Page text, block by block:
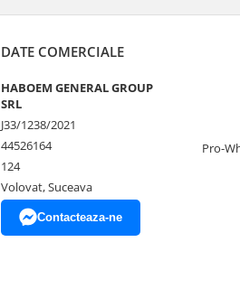
DATE COMERCIALE
HABOEM GENERAL GROUP
SRL
J33/1238/2021
44526164
124
Volovat, Suceava
Contacteaza-ne
Pro-